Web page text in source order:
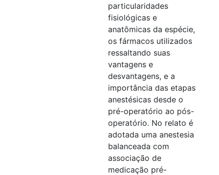
particularidades
fisiológicas e
anatômicas da espécie,
os fármacos utilizados
ressaltando suas
vantagens e
desvantagens, e a
importância das etapas
anestésicas desde o
pré-operatório ao pós-
operatório. No relato é
adotada uma anestesia
balanceada com
associação de
medicação pré-